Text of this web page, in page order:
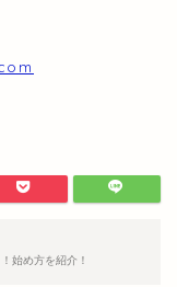
始め方を紹介！